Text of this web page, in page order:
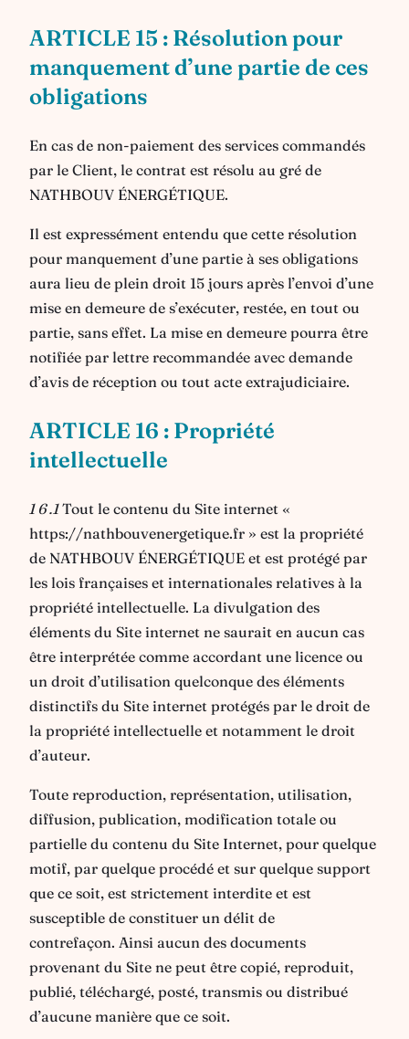
ARTICLE 15 : Résolution pour
manquement d’une partie de ces
obligations
En cas de non-paiement des services commandés
par le Client, le contrat est résolu au gré de
NATHBOUV ÉNERGÉTIQUE.
Il est expressément entendu que cette résolution
pour manquement d’une partie à ses obligations
aura lieu de plein droit 15 jours après l’envoi d’une
mise en demeure de s’exécuter, restée, en tout ou
partie, sans effet. La mise en demeure pourra être
notifiée par lettre recommandée avec demande
d’avis de réception ou tout acte extrajudiciaire.
ARTICLE 16 : Propriété
intellectuelle
1 6 .1Tout le contenu du Site internet «
https://nathbouvenergetique.fr » est la propriété
de NATHBOUV ÉNERGÉTIQUE et est protégé par
les lois françaises et internationales relatives à la
propriété intellectuelle. La divulgation des
éléments du Site internet ne saurait en aucun cas
être interprétée comme accordant une licence ou
un droit d’utilisation quelconque des éléments
distinctifs du Site internet protégés par le droit de
la propriété intellectuelle et notamment le droit
d’auteur.
Toute reproduction, représentation, utilisation,
diffusion, publication, modification totale ou
partielle du contenu du Site Internet, pour quelque
motif, par quelque procédé et sur quelque support
que ce soit, est strictement interdite et est
susceptible de constituer un délit de
contrefaçon. Ainsi aucun des documents
provenant du Site ne peut être copié, reproduit,
publié, téléchargé, posté, transmis ou distribué
d’aucune manière que ce soit.